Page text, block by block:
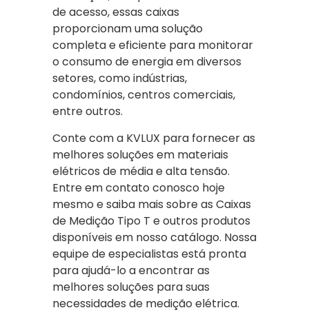
de acesso, essas caixas
proporcionam uma solução
completa e eficiente para monitorar
o consumo de energia em diversos
setores, como indústrias,
condomínios, centros comerciais,
entre outros.
Conte com a KVLUX para fornecer as
melhores soluções em materiais
elétricos de média e alta tensão.
Entre em contato conosco hoje
mesmo e saiba mais sobre as Caixas
de Medição Tipo T e outros produtos
disponíveis em nosso catálogo. Nossa
equipe de especialistas está pronta
para ajudá-lo a encontrar as
melhores soluções para suas
necessidades de medição elétrica.